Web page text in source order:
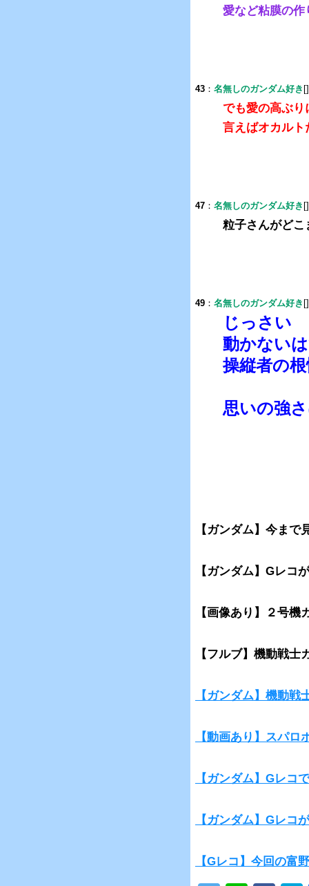
愛など粘膜の
43 ： 名無しのガンダム好き
でも愛の高ぶり
言えばオカルト
47 ： 名無しのガンダム好き
粒子さんがどこ
49 ： 名無しのガンダム好き
じっさい
動かない
操縦者の
思いの強
【ガンダム】今ま
【ガンダム】Gレコ
【画像あり】２号
【フルブ】機動戦
【ガンダム】機動
【動画あり】スパ
【ガンダム】Gレコ
【ガンダム】Gレコ
【Gレコ】今回の富